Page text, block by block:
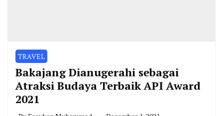
TRAVEL
Bakajang Dianugerahi sebagai
Atraksi Budaya Terbaik API Award
2021